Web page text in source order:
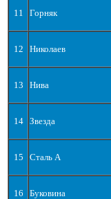
11 Горняк
12 Николаев
13 Нива
14 Звезда
15 Сталь А
16 Буковина